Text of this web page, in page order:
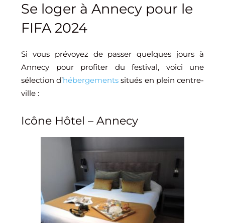
Se loger à Annecy pour le
FIFA 2024
Si vous prévoyez de passer quelques jours à
Annecy pour profiter du festival, voici une
sélection d’hébergements situés en plein centre-
ville :
Icône Hôtel – Annecy